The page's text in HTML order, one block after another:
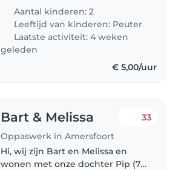
ongeveer 15:00 tot 17:00. Het gaat
om een vaste middag per week.
We wonen in de buurt van
Liendert Amersfoort...
Aantal kinderen: 2
Leeftijd van kinderen: Peuter
Laatste activiteit: 4 weken
geleden
€ 5,00/uur
Bart & Melissa
Oppaswerk in Amersfoort
33
Hi, wij zijn Bart en Melissa en
wonen met onze dochter Pip (7)